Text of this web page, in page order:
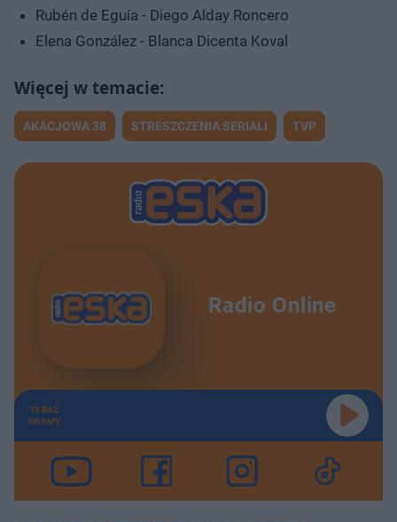
Rubén de Eguía - Diego Alday Roncero
Elena González - Blanca Dicenta Koval
AKACJOWA 38 STRESZCZENIA SERIALI TVP
Radio Online
TERAZ
GRAMY